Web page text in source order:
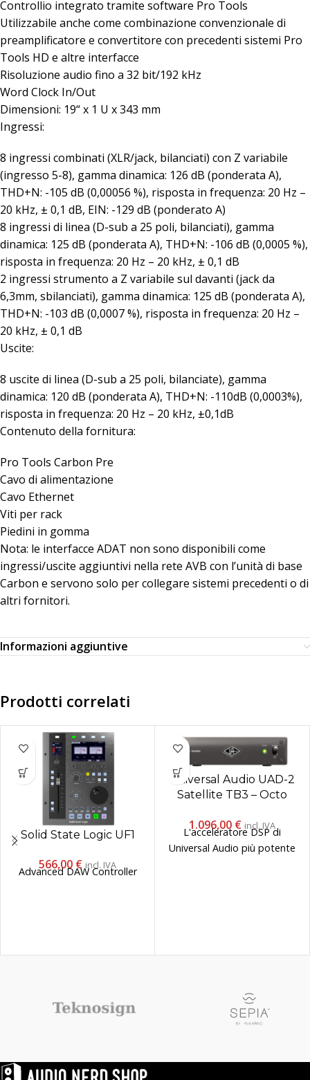
Controllio integrato tramite software Pro Tools
Utilizzabile anche come combinazione convenzionale di
preamplificatore e convertitore con precedenti sistemi Pro
Tools HD e altre interfacce
Risoluzione audio fino a 32 bit/192 kHz
Word Clock In/Out
Dimensioni: 19“ x 1 U x 343 mm
Ingressi:
8 ingressi combinati (XLR/jack, bilanciati) con Z variabile
(ingresso 5-8), gamma dinamica: 126 dB (ponderata A),
THD+N: -105 dB (0,00056 %), risposta in frequenza: 20 Hz –
20 kHz, ± 0,1 dB, EIN: -129 dB (ponderato A)
8 ingressi di linea (D-sub a 25 poli, bilanciati), gamma
dinamica: 125 dB (ponderata A), THD+N: -106 dB (0,0005 %),
risposta in frequenza: 20 Hz – 20 kHz, ± 0,1 dB
2 ingressi strumento a Z variabile sul davanti (jack da
6,3mm, sbilanciati), gamma dinamica: 125 dB (ponderata A),
THD+N: -103 dB (0,0007 %), risposta in frequenza: 20 Hz –
20 kHz, ± 0,1 dB
Uscite:
8 uscite di linea (D-sub a 25 poli, bilanciate), gamma
dinamica: 120 dB (ponderata A), THD+N: -110dB (0,0003%),
risposta in frequenza: 20 Hz – 20 kHz, ±0,1dB
Contenuto della fornitura:
Pro Tools Carbon Pre
Cavo di alimentazione
Cavo Ethernet
Viti per rack
Piedini in gomma
Nota: le interfacce ADAT non sono disponibili come
ingressi/uscite aggiuntivi nella rete AVB con l’unità di base
Carbon e servono solo per collegare sistemi precedenti o di
altri fornitori.
Informazioni aggiuntive
Prodotti correlati
Solid State Logic UF1
566,00 € incl. IVA
Advanced DAW Controller
Universal Audio UAD-2
Satellite TB3 – Octo
1.096,00 € incl. IVA
L'acceleratore DSP di
Universal Audio più potente